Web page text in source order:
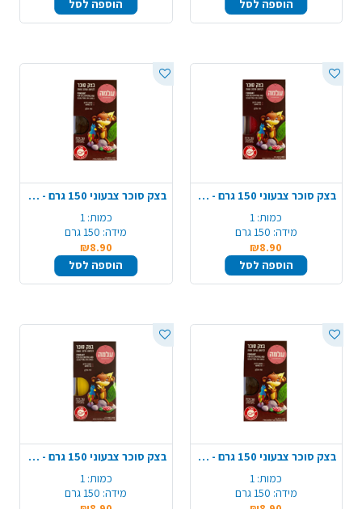
הוספה לסל הוספה לסל
בצק סוכר צבעוני 150 גרם - אדום
כמות: 1
מידה: 150 גרם
₪8.90
הוספה לסל
בצק סוכר צבעוני 150 גרם - שחור
כמות: 1
מידה: 150 גרם
₪8.90
הוספה לסל
בצק סוכר צבעוני 150 גרם - חום כהה
כמות: 1
מידה: 150 גרם
בצק סוכר צבעוני 150 גרם - צהוב
כמות: 1
מידה: 150 גרם